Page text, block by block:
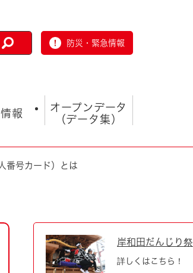
防災・緊急情報
働
報
オープンデータ
（データ集）
番号カード）とは
岸和田だんじり祭
詳しくはこちら！